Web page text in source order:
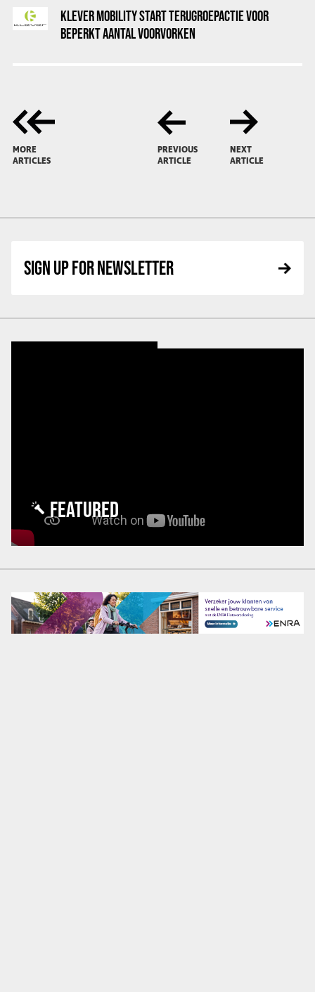
KLEVER MOBILITY START TERUGROEPACTIE VOOR
BEPERKT AANTAL VOORVORKEN
MORE
ARTICLES
PREVIOUS
ARTICLE
NEXT
ARTICLE
SIGN UP FOR NEWSLETTER
FEATURED